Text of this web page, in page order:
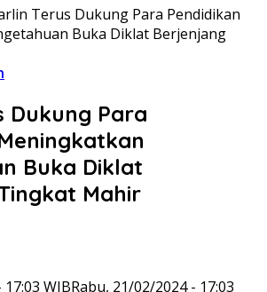
Terus Dukung Para Pendidikan
Buka Diklat Berjenjang
Dukung Para
Buka Diklat
Mahir
WIBRabu, 21/02/2024 - 17:03